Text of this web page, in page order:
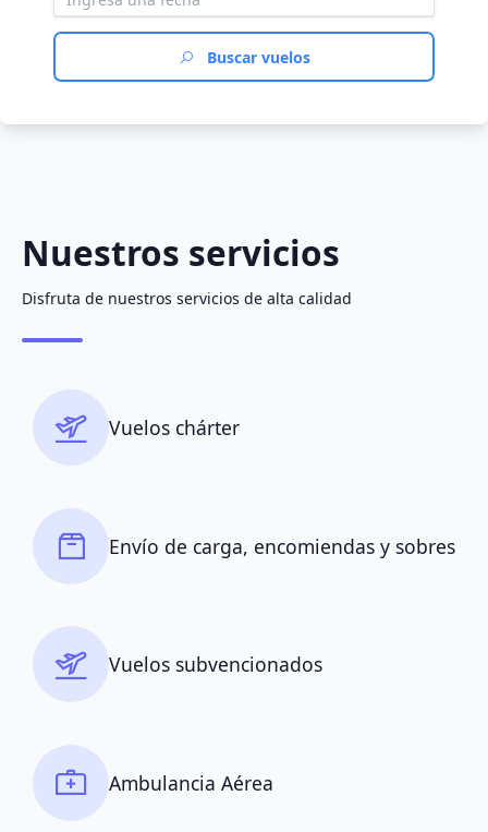
Buscar vuelos
Nuestros servicios
Disfruta de nuestros servicios de alta calidad
Vuelos chárter
Envío de carga, encomiendas y sobres
Vuelos subvencionados
Ambulancia Aérea